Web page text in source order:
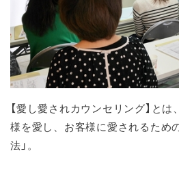
【愛し愛されカウンセリング】と
様を愛し、お客様に愛されるため
法」。